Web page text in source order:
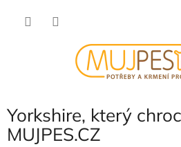
Yorkshire, který
MUJPES.CZ